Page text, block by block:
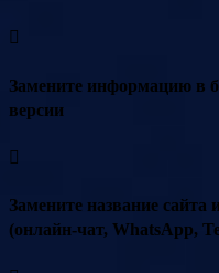
Замените информацию в
версии
Замените название
(онлайн-чат, WhatsApp,